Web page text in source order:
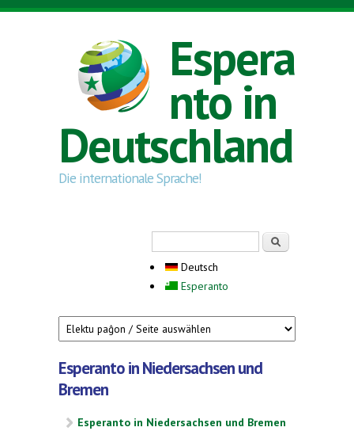
Direkt zum Inhalt
Espera
nto in
Deutschland
Die internationale Sprache!
Deutsch
Esperanto
Esperanto in Niedersachsen und
Bremen
Esperanto in Niedersachsen und Bremen